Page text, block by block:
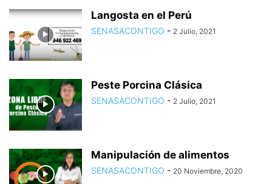
Langosta en el Perú
SENASACONTIGO - 2 Julio, 2021
Peste Porcina Clásica
SENASACONTIGO - 2 Julio, 2021
Manipulación de alimentos
SENASACONTIGO - 20 Noviembre, 2020